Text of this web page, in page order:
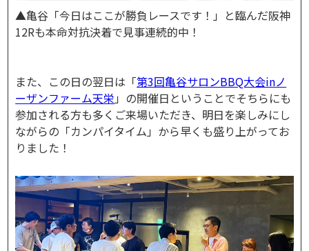
▲亀谷「今日はここが勝負レースです！」と臨んだ阪神
12Rも本命対抗決着で見事連続的中！
また、この日の翌日は「第3回亀谷サロンBBQ大会inノ
ーザンファーム天栄 」の開催日ということでそちらにも
参加される方も多くご来場いただき、明日を楽しみにし
ながらの「カンパイタイム」から早くも盛り上がってお
りました！